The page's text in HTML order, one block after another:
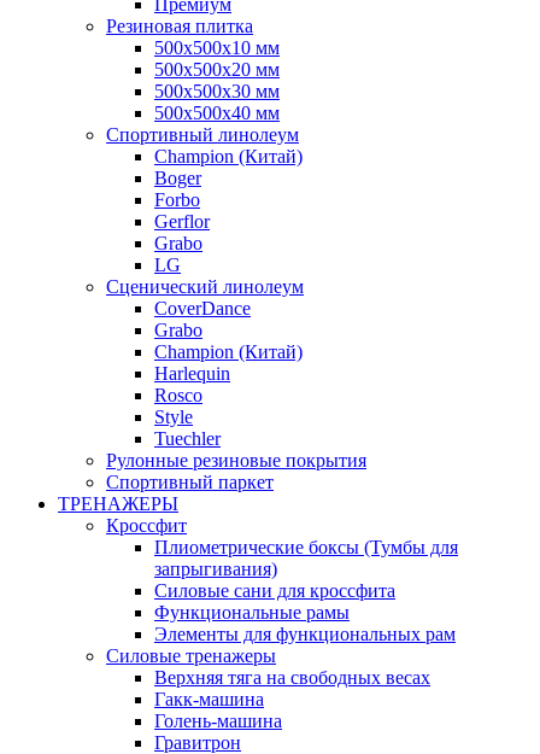
Премиум
Резиновая плитка
500х500х10 мм
500х500х20 мм
500х500х30 мм
500х500х40 мм
Спортивный линолеум
Champion (Китай)
Boger
Forbo
Gerflor
Grabo
LG
Сценический линолеум
CoverDance
Grabo
Champion (Китай)
Harlequin
Rosco
Style
Tuechler
Рулонные резиновые покрытия
Спортивный паркет
ТРЕНАЖЕРЫ
Кроссфит
Плиометрические боксы (Тумбы для
запрыгивания)
Силовые сани для кроссфита
Функциональные рамы
Элементы для функциональных рам
Силовые тренажеры
Верхняя тяга на свободных весах
Гакк-машина
Голень-машина
Гравитрон